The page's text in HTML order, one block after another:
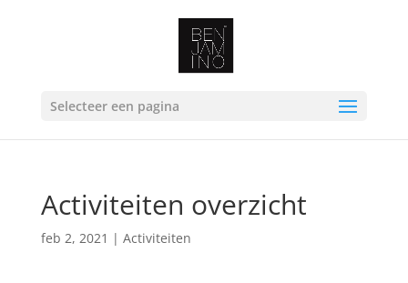
Selecteer een pagina
Activiteiten overzicht
feb 2, 2021 | Activiteiten